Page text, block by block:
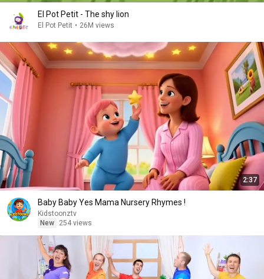
El Pot Petit - The shy lion
El Pot Petit • 26M views
2:37
Baby Baby Yes Mama Nursery Rhymes !
Kidstoonztv
New
254 views